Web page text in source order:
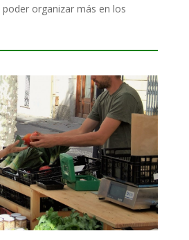
organizar más en los